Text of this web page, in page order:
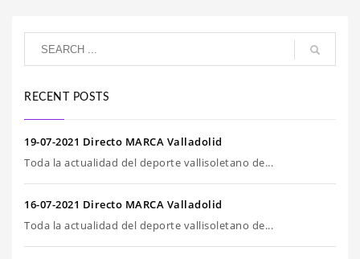
RECENT POSTS
19-07-2021 Directo MARCA Valladolid
Toda la actualidad del deporte vallisoletano de...
16-07-2021 Directo MARCA Valladolid
Toda la actualidad del deporte vallisoletano de...